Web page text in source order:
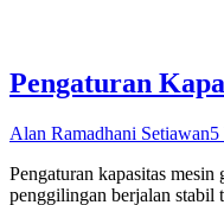
Pengaturan
Alan Ramadhani Setiawan5
Pengaturan kapasitas
penggilingan berjalan stabil